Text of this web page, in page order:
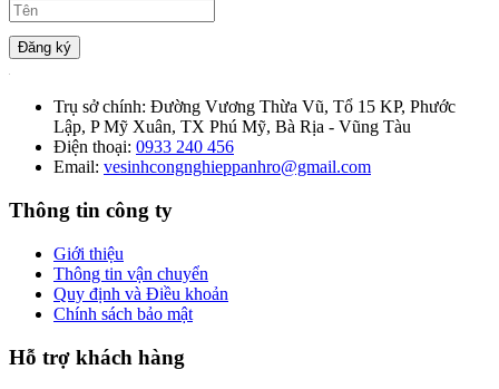
Đăng ký
Trụ sở chính: Đường Vương Thừa Vũ, Tổ 15 KP, Phước
Lập, P Mỹ Xuân, TX Phú Mỹ, Bà Rịa - Vũng Tàu
Điện thoại: 0933 240 456
Email: vesinhcongnghieppanhro@gmail.com
Thông tin công ty
Giới thiệu
Thông tin vận chuyển
Quy định và Điều khoản
Chính sách bảo mật
Hỗ trợ khách hàng